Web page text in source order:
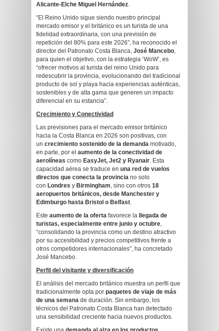
Alicante-Elche Miguel Hernández.
“El Reino Unido sigue siendo nuestro principal
mercado emisor y el británico es un turista de una
fidelidad extraordinaria, con una previsión de
repetición del 80% para este 2026”, ha reconocido el
director del Patronato Costa Blanca, José Mancebo,
para quien el objetivo, con la estrategia ‘WoW’, es
“ofrecer motivos al turista del reino Unido para
redescubrir la provincia, evolucionando del tradicional
producto de sol y playa hacia experiencias auténticas,
sostenibles y de alta gama que generen un impacto
diferencial en su estancia”.
Crecimiento y Conectividad
Las previsiones para el mercado emisor británico
hacia la Costa Blanca en 2026 son positivas, con
un crecimiento sostenido de la demanda motivado,
en parte, por el aumento de la conectividad de
aerolíneas como EasyJet, Jet2 y Ryanair. Esta
capacidad aérea se traduce en una red de vuelos
directos que conecta la provincia no solo
con Londres y Birmingham, sino con otros 18
aeropuertos británicos, desde Manchester y
Edimburgo hasta Bristol o Belfast.
Este aumento de la oferta favorece la
llegada de
turistas, especialmente entre junio y octubre,
“consolidando la provincia como un destino atractivo
por su accesibilidad y precios competitivos frente a
otros competidores internacionales”, ha concretado
José Mancebo.
Perfil del visitante y diversificación
El análisis del mercado británico muestra un perfil que
tradicionalmente opta por paquetes de viaje de más
de una semana de duración. Sin embargo, los
técnicos del Patronato Costa Blanca han detectado
una sensibilidad creciente hacia nuevos productos.